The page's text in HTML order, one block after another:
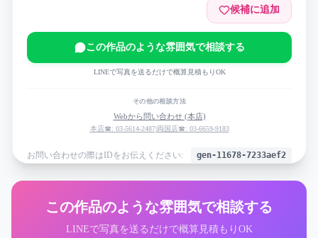
候補に追加
この作品のような雰囲気で相談する
LINEで写真を送るだけで概算見積もりOK
その他の相談方法
Webから問い合わせ (本店)
本店☎: 03-5614-2487|両国店☎: 03-6659-9183
お問い合わせの際はIDをお伝えください: gen-11678-7233aef2
この作品のような雰囲気で相談する
LINEで写真を送るだけで概算見積もりOK